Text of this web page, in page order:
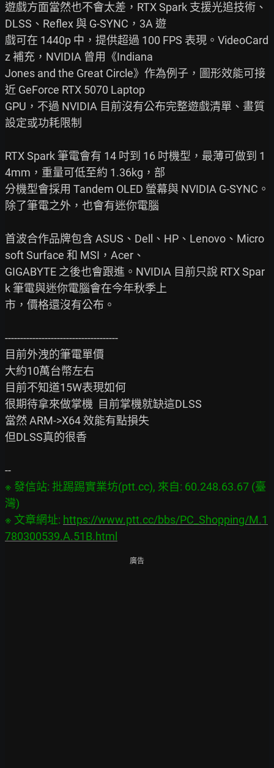
遊戲方面當然也不會太差，RTX Spark 支援光追技術、
DLSS、Reflex 與 G-SYNC，3A 遊
戲可在 1440p 中，提供超過 100 FPS 表現。VideoCard
z 補充，NVIDIA 曾用《Indiana
Jones and the Great Circle》作為例子，圖形效能可接
近 GeForce RTX 5070 Laptop
GPU，不過 NVIDIA 目前沒有公布完整遊戲清單、畫質
設定或功耗限制
RTX Spark 筆電會有 14 吋到 16 吋機型，最薄可做到 1
4mm，重量可低至約 1.36kg，部
分機型會採用 Tandem OLED 螢幕與 NVIDIA G-SYNC。
除了筆電之外，也會有迷你電腦
首波合作品牌包含 ASUS、Dell、HP、Lenovo、Micro
soft Surface 和 MSI，Acer、
GIGABYTE 之後也會跟進。NVIDIA 目前只說 RTX Spar
k 筆電與迷你電腦會在今年秋季上
市，價格還沒有公布。
-------------------------------------
目前外洩的筆電單價
大約10萬台幣左右
目前不知道15W表現如何
很期待拿來做掌機  目前掌機就缺這DLSS
當然 ARM->X64 效能有點損失
但DLSS真的很香
※ 發信站: 批踢踢實業坊(ptt.cc), 來自: 60.248.63.67 (臺
灣)
※ 文章網址: https://www.ptt.cc/bbs/PC_Shopping/M.1
780300539.A.51B.html
廣告